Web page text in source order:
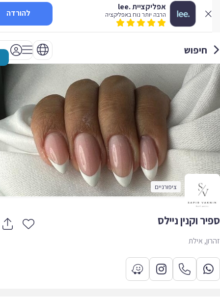
אפליקציית .lee
הרבה יותר נוח באפליקציה להורדה
חיפוש
ציפורניים
וקנין ניילס
אילת